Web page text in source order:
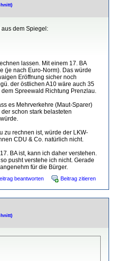
aus dem Spiegel:
lassen. Mit einem 17. BA
(je nach Euro-Norm). Das würde
Eröffnung sicher noch
der östlichen A10 wäre auch 35
Spreewald Richtung Prenzlau.
es Mehrverkehre (Maut-Sparer)
schon stark belasteten
zu rechnen ist, würde der LKW-
CDU & Co. natürlich nicht.
BA ist, kann ich daher verstehen.
pusht verstehe ich nicht. Gerade
für die Bürger.
beantworten Beitrag zitieren